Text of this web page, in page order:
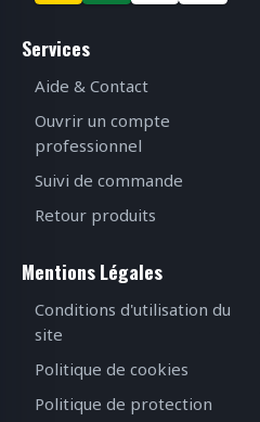
Services
Aide & Contact
Ouvrir un compte
professionnel
Suivi de commande
Retour produits
Mentions Légales
Conditions d'utilisation du
site
Politique de cookies
Politique de protection